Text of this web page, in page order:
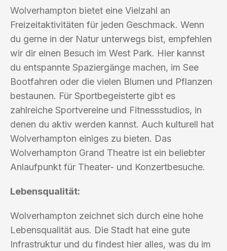
Wolverhampton bietet eine Vielzahl an
Freizeitaktivitäten für jeden Geschmack. Wenn
du gerne in der Natur unterwegs bist, empfehlen
wir dir einen Besuch im West Park. Hier kannst
du entspannte Spaziergänge machen, im See
Bootfahren oder die vielen Blumen und Pflanzen
bestaunen. Für Sportbegeisterte gibt es
zahlreiche Sportvereine und Fitnessstudios, in
denen du aktiv werden kannst. Auch kulturell hat
Wolverhampton einiges zu bieten. Das
Wolverhampton Grand Theatre ist ein beliebter
Anlaufpunkt für Theater- und Konzertbesuche.
Lebensqualität:
Wolverhampton zeichnet sich durch eine hohe
Lebensqualität aus. Die Stadt hat eine gute
Infrastruktur und du findest hier alles, was du im